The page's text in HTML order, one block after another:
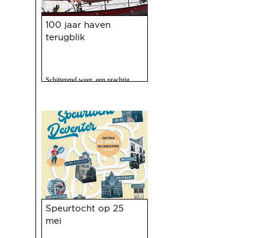
21 mei 2025
100 jaar haven
terugblik
Schitterend weer, een prachtig
op 10 mei jl. van 100 jaar Haven
was een ongekend succes.
13 mei 2025
Speurtocht op 25
mei